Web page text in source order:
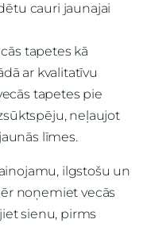
cauri jaunajai
tapetes kā
ar kvalitatīvu
tapetes pie
neļaujot
līmes.
ilgstošu un
noņemiet vecās
sienu, pirms